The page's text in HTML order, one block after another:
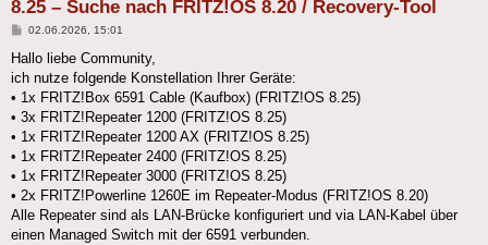
8.25 – Suche nach FRITZ!OS 8.20 / Recovery-Tool
Beitrag
02.06.2026, 15:01
Hallo liebe Community,
ich nutze folgende Konstellation Ihrer Geräte:
• 1x FRITZ!Box 6591 Cable (Kaufbox) (FRITZ!OS 8.25)
• 3x FRITZ!Repeater 1200 (FRITZ!OS 8.25)
• 1x FRITZ!Repeater 1200 AX (FRITZ!OS 8.25)
• 1x FRITZ!Repeater 2400 (FRITZ!OS 8.25)
• 1x FRITZ!Repeater 3000 (FRITZ!OS 8.25)
• 2x FRITZ!Powerline 1260E im Repeater-Modus (FRITZ!OS 8.20)
Alle Repeater sind als LAN-Brücke konfiguriert und via LAN-Kabel über
einen Managed Switch mit der 6591 verbunden.